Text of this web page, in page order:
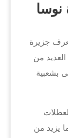
نوسا
جزيرة
من
بشعبية
يزيد من